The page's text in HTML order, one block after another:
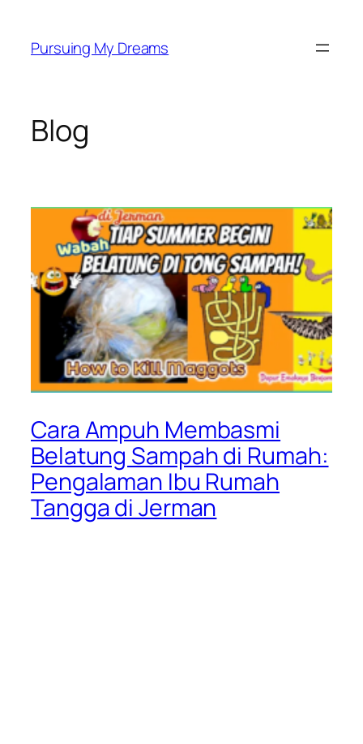
content
Pursuing My Dreams
Blog
Cara Ampuh Membasmi
Belatung Sampah di Rumah:
Pengalaman Ibu Rumah
Tangga di Jerman